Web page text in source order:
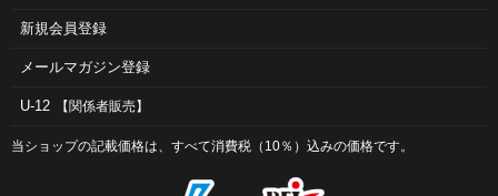
新規会員登録
メールマガジン登録
U-12 【関係者販売】
当ショップの記載価格は、すべて消費税（10％）込みの価格です。